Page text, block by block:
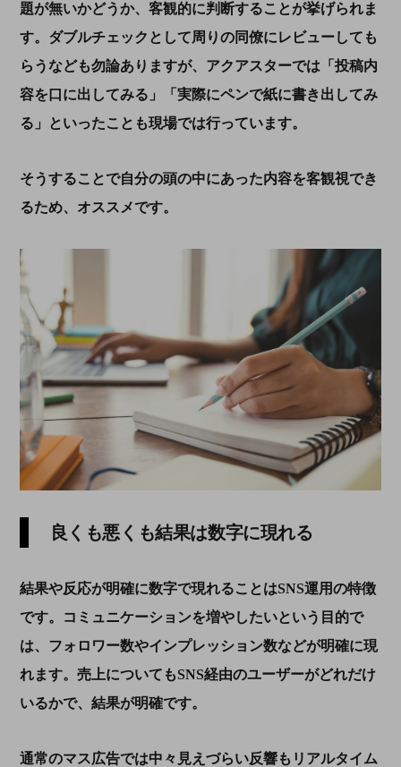
題が無いかどうか、客観的に判断することが挙げられま
す。ダブルチェックとして周りの同僚にレビューしても
らうなども勿論ありますが、アクアスターでは「投稿内
容を口に出してみる」「実際にペンで紙に書き出してみ
る」といったことも現場では行っています。
そうすることで自分の頭の中にあった内容を客観視でき
るため、オススメです。
良くも悪くも結果は数字に現れる
結果や反応が明確に数字で現れることはSNS運用の特徴
です。コミュニケーションを増やしたいという目的で
は、フォロワー数やインプレッション数などが明確に現
れます。売上についてもSNS経由のユーザーがどれだけ
いるかで、結果が明確です。
通常のマス広告では中々見えづらい反響もリアルタイム